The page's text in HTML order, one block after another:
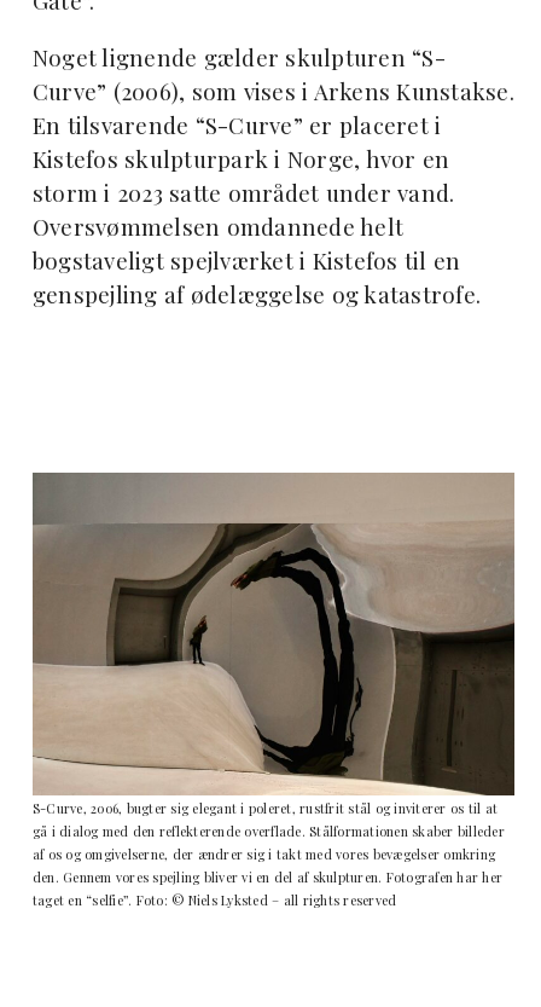
Noget lignende gælder skulpturen “S-
Curve” (2006), som vises i Arkens Kunstakse.
En tilsvarende “S-Curve” er placeret i
Kistefos skulpturpark i Norge, hvor en
storm i 2023 satte området under vand.
Oversvømmelsen omdannede helt
bogstaveligt spejlværket i Kistefos til en
genspejling af ødelæggelse og katastrofe.
S-Curve, 2006, bugter sig elegant i poleret, rustfrit stål og inviterer os til at
gå i dialog med den reflekterende overflade. Stålformationen skaber billeder
af os og omgivelserne, der ændrer sig i takt med vores bevægelser omkring
den. Gennem vores spejling bliver vi en del af skulpturen. Fotografen har her
taget en “selfie”. Foto: © Niels Lyksted – all rights reserved